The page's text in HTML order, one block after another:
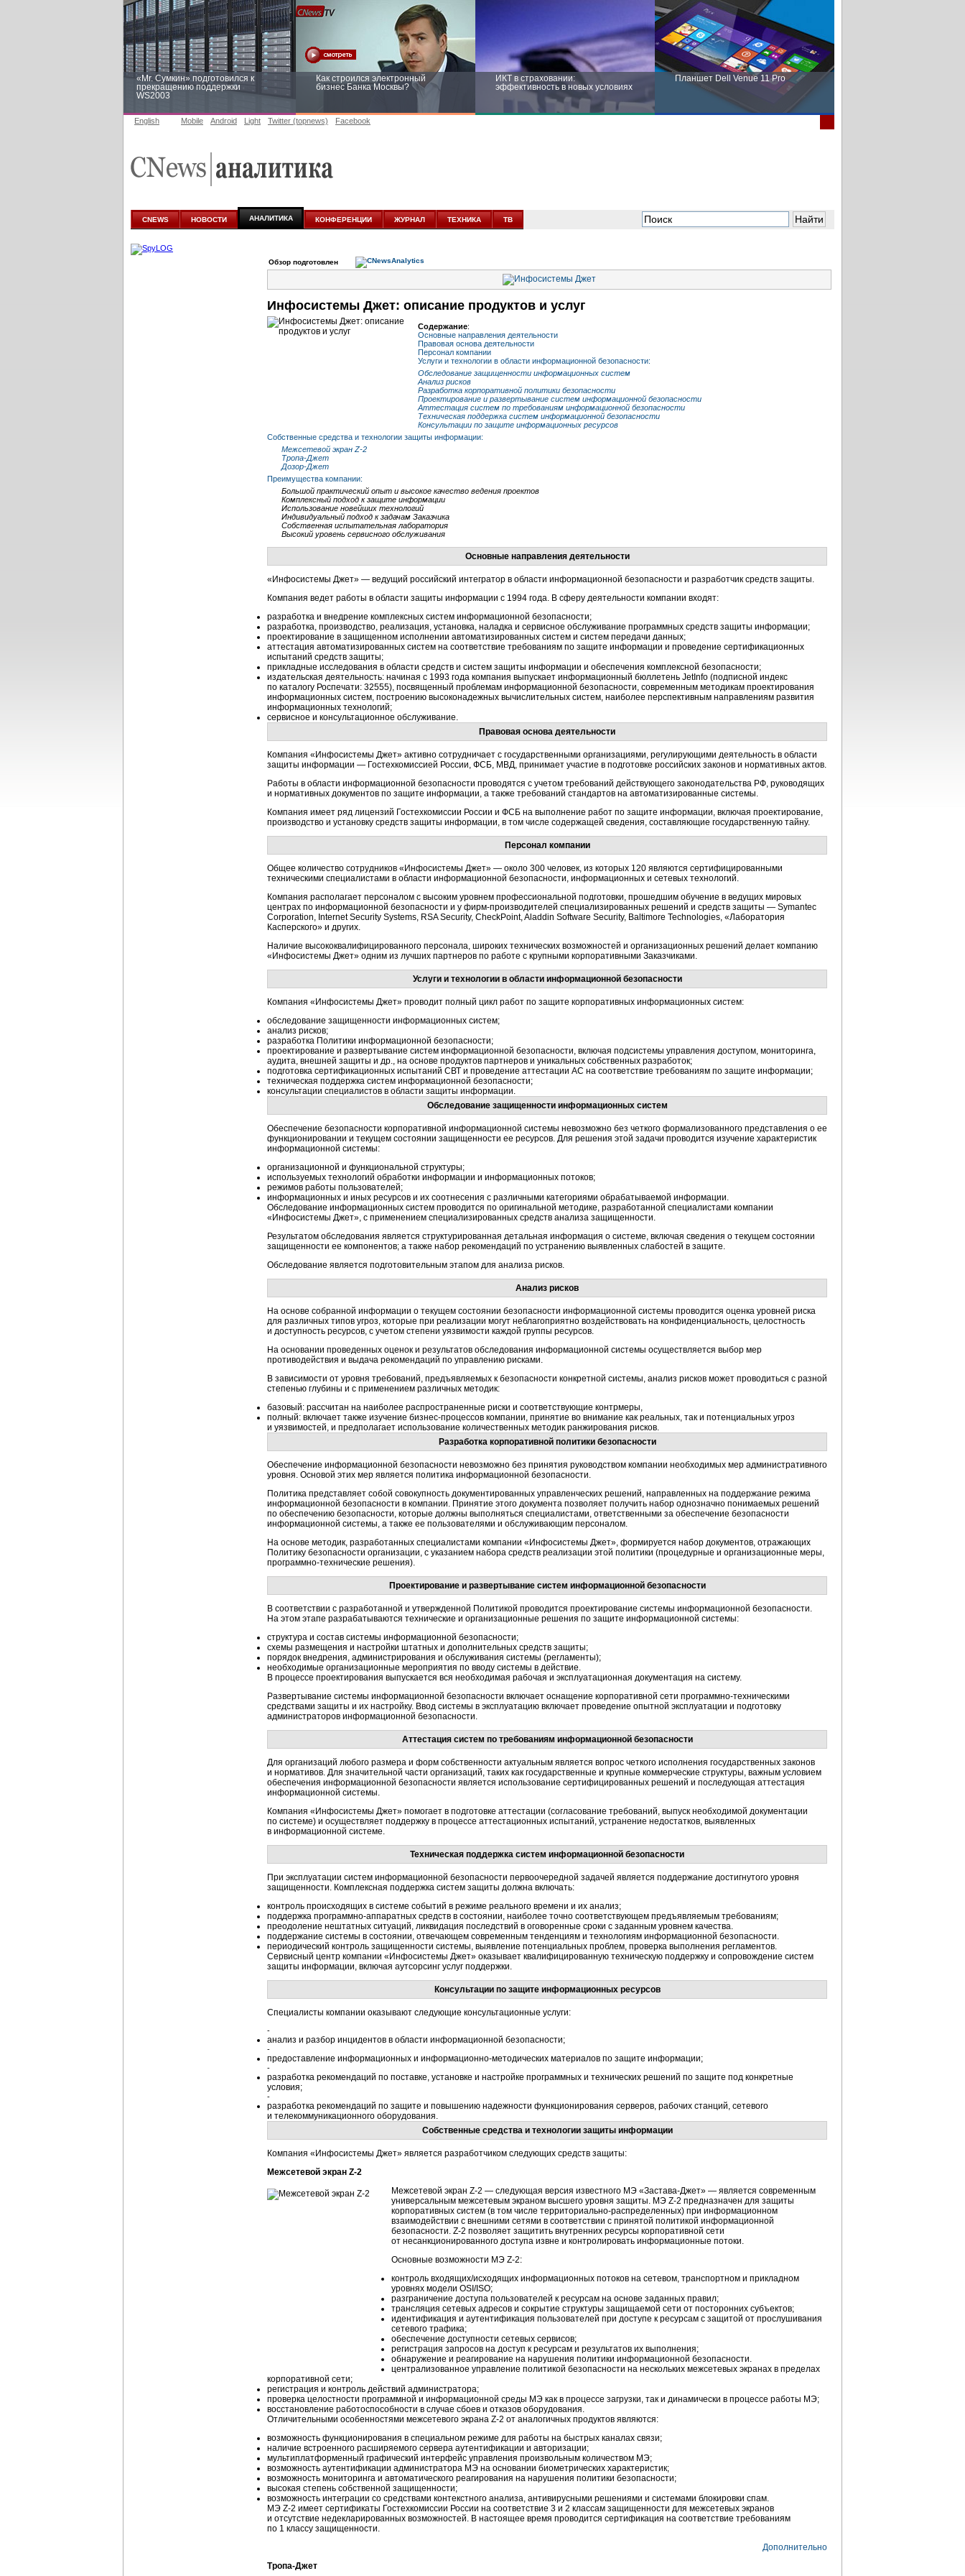
«Mr. Сумкин» подготовился к
прекращению поддержки
WS2003
Как строился электронный
бизнес Банка Москвы?
ИКТ в страховании:
эффективность в новых условиях
Планшет Dell Venue 11 Pro
аналитике
новых условиях
English Mobile Android Light Twitter (topnews) Facebook
CNEWS НОВОСТИ АНАЛИТИКА КОНФЕРЕНЦИИ ЖУРНАЛ ТЕХНИКА ТВ
Обзор подготовлен
Инфосистемы Джет: описание продуктов и услуг
Содержание:
Основные направления деятельности
Правовая основа деятельности
Персонал компании
Услуги и технологии в области информационной безопасности:
Обследование защищенности информационных систем
Анализ рисков
Разработка корпоративной политики безопасности
Проектирование и развертывание систем информационной безопасности
Аттестация систем по требованиям информационной безопасности
Техническая поддержка систем информационной безопасности
Консультации по защите информационных ресурсов
Собственные средства и технологии защиты информации:
Межсетевой экран Z-2
Тропа-Джет
Дозор-Джет
Преимущества компании:
Большой практический опыт и высокое качество ведения проектов
Комплексный подход к защите информации
Использование новейших технологий
Индивидуальный подход к задачам Заказчика
Собственная испытательная лаборатория
Высокий уровень сервисного обслуживания
Основные направления деятельности
«Инфосистемы Джет» — ведущий российский интегратор в области информационной безопасности и разработчик средств защиты.
Компания ведет работы в области защиты информации с 1994 года. В сферу деятельности компании входят:
разработка и внедрение комплексных систем информационной безопасности;
разработка, производство, реализация, установка, наладка и сервисное обслуживание программных средств защиты информации;
проектирование в защищенном исполнении автоматизированных систем и систем передачи данных;
аттестация автоматизированных систем на соответствие требованиям по защите информации и проведение сертификационных
испытаний средств защиты;
прикладные исследования в области средств и систем защиты информации и обеспечения комплексной безопасности;
издательская деятельность: начиная с 1993 года компания выпускает информационный бюллетень JetInfo (подписной индекс
по каталогу Роспечати: 32555), посвященный проблемам информационной безопасности, современным методикам проектирования
информационных систем, построению высоконадежных вычислительных систем, наиболее перспективным направлениям развития
информационных технологий;
сервисное и консультационное обслуживание.
Правовая основа деятельности
Компания «Инфосистемы Джет» активно сотрудничает с государственными организациями, регулирующими деятельность в области
защиты информации — Гостехкомиссией России, ФСБ, МВД, принимает участие в подготовке российских законов и нормативных актов.
Работы в области информационной безопасности проводятся с учетом требований действующего законодательства РФ, руководящих
и нормативных документов по защите информации, а также требований стандартов на автоматизированные системы.
Компания имеет ряд лицензий Гостехкомиссии России и ФСБ на выполнение работ по защите информации, включая проектирование,
производство и установку средств защиты информации, в том числе содержащей сведения, составляющие государственную тайну.
Персонал компании
Общее количество сотрудников «Инфосистемы Джет» — около 300 человек, из которых 120 являются сертифицированными
техническими специалистами в области информационной безопасности, информационных и сетевых технологий.
Компания располагает персоналом с высоким уровнем профессиональной подготовки, прошедшим обучение в ведущих мировых
центрах по информационной безопасности и у фирм-производителей специализированных решений и средств защиты — Symantec
Corporation, Internet Security Systems, RSA Security, CheckPoint, Aladdin Software Security, Baltimore Technologies, «Лаборатория
Касперского» и других.
Наличие высококвалифицированного персонала, широких технических возможностей и организационных решений делает компанию
«Инфосистемы Джет» одним из лучших партнеров по работе с крупными корпоративными Заказчиками.
Услуги и технологии в области информационной безопасности
Компания «Инфосистемы Джет» проводит полный цикл работ по защите корпоративных информационных систем:
обследование защищенности информационных систем;
анализ рисков;
разработка Политики информационной безопасности;
проектирование и развертывание систем информационной безопасности, включая подсистемы управления доступом, мониторинга,
аудита, внешней защиты и др., на основе продуктов партнеров и уникальных собственных разработок;
подготовка сертификационных испытаний СВТ и проведение аттестации АС на соответствие требованиям по защите информации;
техническая поддержка систем информационной безопасности;
консультации специалистов в области защиты информации.
Обследование защищенности информационных систем
Обеспечение безопасности корпоративной информационной системы невозможно без четкого формализованного представления о ее
функционировании и текущем состоянии защищенности ее ресурсов. Для решения этой задачи проводится изучение характеристик
информационной системы:
организационной и функциональной структуры;
используемых технологий обработки информации и информационных потоков;
режимов работы пользователей;
информационных и иных ресурсов и их соотнесения с различными категориями обрабатываемой информации.
Обследование информационных систем проводится по оригинальной методике, разработанной специалистами компании
«Инфосистемы Джет», с применением специализированных средств анализа защищенности.
Результатом обследования является структурированная детальная информация о системе, включая сведения о текущем состоянии
защищенности ее компонентов; а также набор рекомендаций по устранению выявленных слабостей в защите.
Обследование является подготовительным этапом для анализа рисков.
Анализ рисков
На основе собранной информации о текущем состоянии безопасности информационной системы проводится оценка уровней риска
для различных типов угроз, которые при реализации могут неблагоприятно воздействовать на конфиденциальность, целостность
и доступность ресурсов, с учетом степени уязвимости каждой группы ресурсов.
На основании проведенных оценок и результатов обследования информационной системы осуществляется выбор мер
противодействия и выдача рекомендаций по управлению рисками.
В зависимости от уровня требований, предъявляемых к безопасности конкретной системы, анализ рисков может проводиться с разной
степенью глубины и с применением различных методик:
базовый: рассчитан на наиболее распространенные риски и соответствующие контрмеры,
полный: включает также изучение бизнес-процессов компании, принятие во внимание как реальных, так и потенциальных угроз
и уязвимостей, и предполагает использование количественных методик ранжирования рисков.
Разработка корпоративной политики безопасности
Обеспечение информационной безопасности невозможно без принятия руководством компании необходимых мер административного
уровня. Основой этих мер является политика информационной безопасности.
Политика представляет собой совокупность документированных управленческих решений, направленных на поддержание режима
информационной безопасности в компании. Принятие этого документа позволяет получить набор однозначно понимаемых решений
по обеспечению безопасности, которые должны выполняться специалистами, ответственными за обеспечение безопасности
информационной системы, а также ее пользователями и обслуживающим персоналом.
На основе методик, разработанных специалистами компании «Инфосистемы Джет», формируется набор документов, отражающих
Политику безопасности организации, с указанием набора средств реализации этой политики (процедурные и организационные меры,
программно-технические решения).
Проектирование и развертывание систем информационной безопасности
В соответствии с разработанной и утвержденной Политикой проводится проектирование системы информационной безопасности.
На этом этапе разрабатываются технические и организационные решения по защите информационной системы:
структура и состав системы информационной безопасности;
схемы размещения и настройки штатных и дополнительных средств защиты;
порядок внедрения, администрирования и обслуживания системы (регламенты);
необходимые организационные мероприятия по вводу системы в действие.
В процессе проектирования выпускается вся необходимая рабочая и эксплуатационная документация на систему.
Развертывание системы информационной безопасности включает оснащение корпоративной сети программно-техническими
средствами защиты и их настройку. Ввод системы в эксплуатацию включает проведение опытной эксплуатации и подготовку
администраторов информационной безопасности.
Аттестация систем по требованиям информационной безопасности
Для организаций любого размера и форм собственности актуальным является вопрос четкого исполнения государственных законов
и нормативов. Для значительной части организаций, таких как государственные и крупные коммерческие структуры, важным условием
обеспечения информационной безопасности является использование сертифицированных решений и последующая аттестация
информационной системы.
Компания «Инфосистемы Джет» помогает в подготовке аттестации (согласование требований, выпуск необходимой документации
по системе) и осуществляет поддержку в процессе аттестационных испытаний, устранение недостатков, выявленных
в информационной системе.
Техническая поддержка систем информационной безопасности
При эксплуатации систем информационной безопасности первоочередной задачей является поддержание достигнутого уровня
защищенности. Комплексная поддержка систем защиты должна включать:
контроль происходящих в системе событий в режиме реального времени и их анализ;
поддержка программно-аппаратных средств в состоянии, наиболее точно соответствующем предъявляемым требованиям;
преодоление нештатных ситуаций, ликвидация последствий в оговоренные сроки с заданным уровнем качества.
поддержание системы в состоянии, отвечающем современным тенденциям и технологиям информационной безопасности.
периодический контроль защищенности системы, выявление потенциальных проблем, проверка выполнения регламентов.
Сервисный центр компании «Инфосистемы Джет» оказывает квалифицированную техническую поддержку и сопровождение систем
защиты информации, включая аутсорсинг услуг поддержки.
Консультации по защите информационных ресурсов
Специалисты компании оказывают следующие консультационные услуги:
-
анализ и разбор инцидентов в области информационной безопасности;
-
предоставление информационных и информационно-методических материалов по защите информации;
-
разработка рекомендаций по поставке, установке и настройке программных и технических решений по защите под конкретные
условия;
-
разработка рекомендаций по защите и повышению надежности функционирования серверов, рабочих станций, сетевого
и телекоммуникационного оборудования.
Собственные средства и технологии защиты информации
Компания «Инфосистемы Джет» является разработчиком следующих средств защиты:
Межсетевой экран Z-2
Межсетевой экран Z-2 — следующая версия известного МЭ «Застава-Джет» — является современным
универсальным межсетевым экраном высшего уровня защиты. МЭ Z-2 предназначен для защиты
корпоративных систем (в том числе территориально-распределенных) при информационном
взаимодействии с внешними сетями в соответствии с принятой политикой информационной
безопасности. Z-2 позволяет защитить внутренних ресурсы корпоративной сети
от несанкционированного доступа извне и контролировать информационные потоки.
Основные возможности МЭ Z-2:
контроль входящих/исходящих информационных потоков на сетевом, транспортном и прикладном
уровнях модели OSI/ISO;
разграничение доступа пользователей к ресурсам на основе заданных правил;
трансляция сетевых адресов и сокрытие структуры защищаемой сети от посторонних субъектов;
идентификация и аутентификация пользователей при доступе к ресурсам с защитой от прослушивания
сетевого трафика;
обеспечение доступности сетевых сервисов;
регистрация запросов на доступ к ресурсам и результатов их выполнения;
обнаружение и реагирование на нарушения политики информационной безопасности.
централизованное управление политикой безопасности на нескольких межсетевых экранах в пределах
корпоративной сети;
регистрация и контроль действий администратора;
проверка целостности программной и информационной среды МЭ как в процессе загрузки, так и динамически в процессе работы МЭ;
восстановление работоспособности в случае сбоев и отказов оборудования.
Отличительными особенностями межсетевого экрана Z-2 от аналогичных продуктов являются:
возможность функционирования в специальном режиме для работы на быстрых каналах связи;
наличие встроенного расширяемого сервера аутентификации и авторизации;
мультиплатформенный графический интерфейс управления произвольным количеством МЭ;
возможность аутентификации администратора МЭ на основании биометрических характеристик;
возможность мониторинга и автоматического реагирования на нарушения политики безопасности;
высокая степень собственной защищенности;
возможность интеграции со средствами контекстного анализа, антивирусными решениями и системами блокировки спам.
МЭ Z-2 имеет сертификаты Гостехкомиссии России на соответствие 3 и 2 классам защищенности для межсетевых экранов
и отсутствие недекларированных возможностей. В настоящее время проводится сертификация на соответствие требованиям
по 1 классу защищенности.
Дополнительно
Тропа-Джет